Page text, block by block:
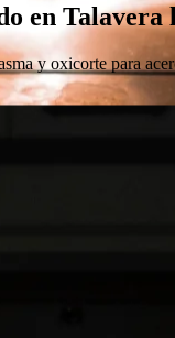
en Talavera
y oxicorte para